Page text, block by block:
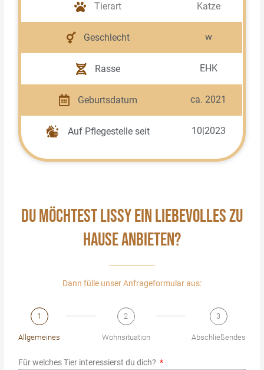
Tierart Katze
Geschlecht w
Rasse EHK
Geburtsdatum ca. 2021
Auf Pflegestelle seit 10|2023
DU MÖCHTEST LISSY EIN LIEBEVOLLES ZU
HAUSE ANBIETEN?
Dann fülle unser Anfrageformular aus:
1
Allgemeines
2
Wohnsituation
3
Abschließendes
Für welches Tier interessierst du dich?